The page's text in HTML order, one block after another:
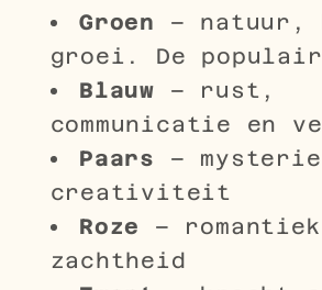
Groen – natuur,
groei. De
Blauw – rust,
communicatie en
Paars –
creativiteit
Roze –
zachtheid